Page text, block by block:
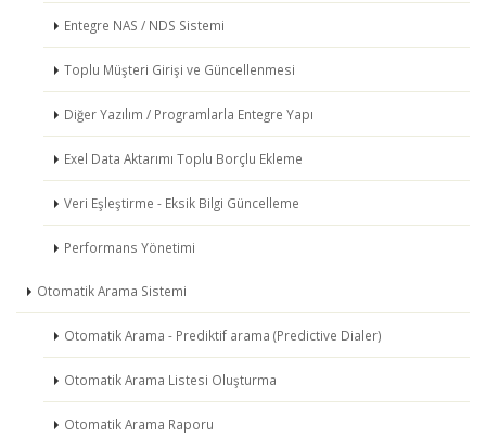
Entegre NAS / NDS Sistemi
Toplu Müşteri Girişi ve Güncellenmesi
Diğer Yazılım / Programlarla Entegre Yapı
Exel Data Aktarımı Toplu Borçlu Ekleme
Veri Eşleştirme - Eksik Bilgi Güncelleme
Performans Yönetimi
Otomatik Arama Sistemi
Otomatik Arama - Prediktif arama (Predictive Dialer)
Otomatik Arama Listesi Oluşturma
Otomatik Arama Raporu